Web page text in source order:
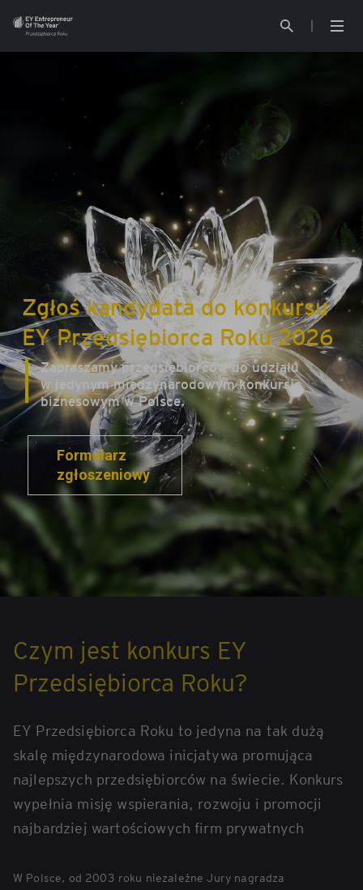
Aktualności
Partnerzy
Poprzednie edycje
Zgłoś kandydata do konkursu
EY Przedsiębiorca Roku 2026
Zapraszamy przedsiębiorców do udziału
w jedynym międzynarodowym konkursie
biznesowym w Polsce.
Formularz
zgłoszeniowy
Czym jest konkurs EY
Przedsiębiorca Roku?
EY Przedsiębiorca Roku to jedyna na tak dużą
skalę międzynarodowa inicjatywa promująca
najlepszych przedsiębiorców na świecie. Konkurs
wypełnia misję wspierania, rozwoju i promocji
najbardziej wartościowych firm prywatnych
W Polsce, od 2003 roku niezależne Jury nagradza